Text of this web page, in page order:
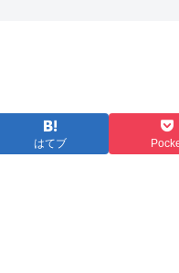
はてブ